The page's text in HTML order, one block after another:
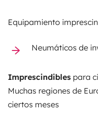
Equipamiento
Neumáticos de
Imprescindibles para
Muchas regiones de
ciertos meses